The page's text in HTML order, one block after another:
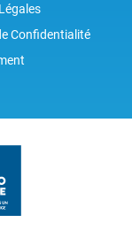
Confidentialité